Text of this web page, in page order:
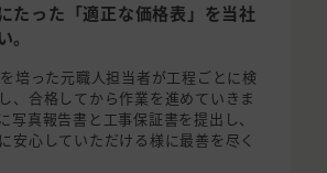
たった「適正な価格表」を当社
培った元職人担当者が工程ごとに検
、合格してから作業を進めていきま
写真報告書と工事保証書を提出し、
安心していただける様に最善を尽く